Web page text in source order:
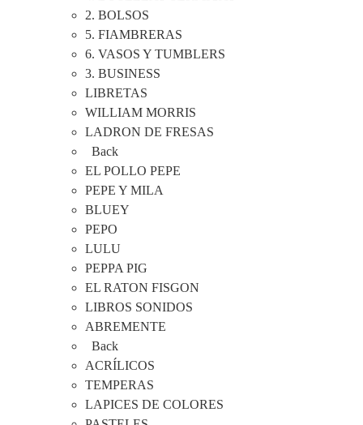
2. BOLSOS
5. FIAMBRERAS
6. VASOS Y TUMBLERS
3. BUSINESS
LIBRETAS
WILLIAM MORRIS
LADRON DE FRESAS
Back
EL POLLO PEPE
PEPE Y MILA
BLUEY
PEPO
LULU
PEPPA PIG
EL RATON FISGON
LIBROS SONIDOS
ABREMENTE
Back
ACRÍLICOS
TEMPERAS
LAPICES DE COLORES